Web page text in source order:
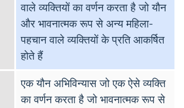
वाले व्यक्तियों का वर्णन करता है जो यौन
और भावनात्मक रूप से अन्य महिला-
पहचान वाले व्यक्तियों के प्रति आकर्षित
होते हैं
एक यौन अभिविन्यास जो एक ऐसे व्यक्ति
का वर्णन करता है जो भावनात्मक रूप से